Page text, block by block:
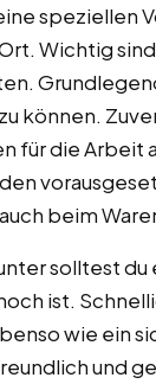
speziellen
Wichtig
können.
für die Arbeit
beim
solltest
ist.
wie ein
und